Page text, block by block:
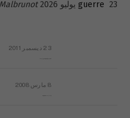
guerre 23 يوليو 2026
23 ديسمبر 2011
8 مارس 2008